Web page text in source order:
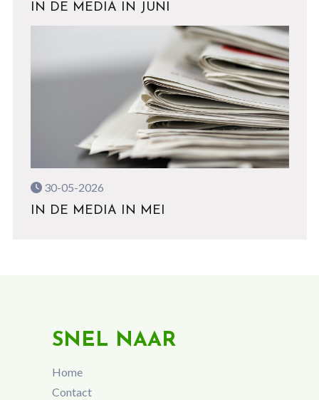
IN DE MEDIA IN JUNI
30-05-2026
IN DE MEDIA IN MEI
SNEL NAAR
Home
Contact